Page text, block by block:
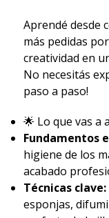
Aprendé desde
más pedidas
creatividad en
No necesitás
paso a paso!
🌟 Lo que vas a
Fundamentos
higiene de los
acabado
Técnicas clave:
esponjas,